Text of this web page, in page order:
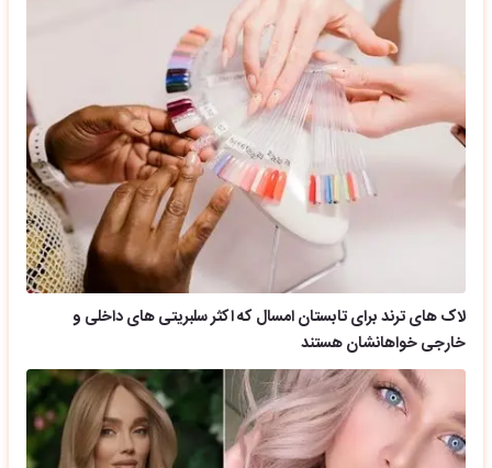
لاک های ترند برای تابستان امسال که اکثر سلبریتی های داخلی و
خارجی خواهانشان هستند